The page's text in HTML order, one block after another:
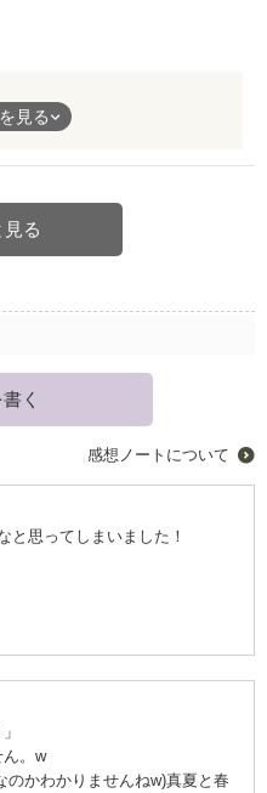
プしてしまったのか。それ
組の敵である吉田利麿を始め
真夏と、新選組と長州の人
までお互いを愛した春と真
した。
末物語。
しまった春。
味わいました。
成、全てにおいて素敵な物語
動しました。
見る
見る
く
感想ノートについて
と思ってしまいました！
ん。w
かわかりませんねw)真夏と春